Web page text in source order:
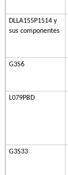
DLLA155P1514 y
sus componentes
G3S6
L079PBD
G3S33